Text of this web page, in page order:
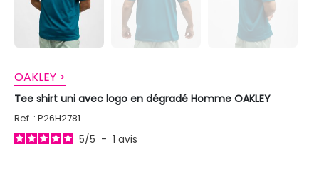
OAKLEY >
Tee shirt uni avec logo en dégradé Homme OAKLEY
Ref. : P26H2781
5/5 - 1 avis